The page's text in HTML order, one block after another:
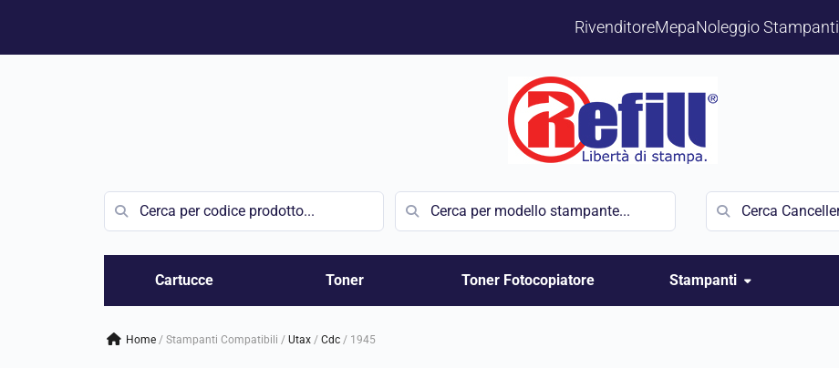
RivenditoreMepaNoleggio Stampanti
Vai
Cartucce Toner Toner Fotocopiatore Stampanti
Home / Stampanti Compatibili / utax / cdc / 1945